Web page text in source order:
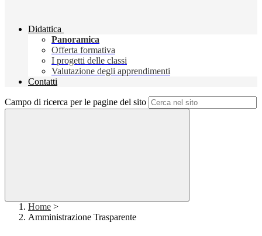
Didattica
Panoramica
Offerta formativa
I progetti delle classi
Valutazione degli apprendimenti
Contatti
Campo di ricerca per le pagine del sito
Home >
Amministrazione Trasparente